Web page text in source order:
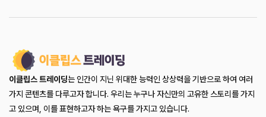
이클립스 트레이딩는 인간이 지닌 위대한 능력인 상상력을 기반으로 하여 여러
가지 콘텐츠를 다루고자 합니다. 우리는 누구나 자신만의 고유한 스토리를 가지
고 있으며, 이를 표현하고자 하는 욕구를 가지고 있습니다.